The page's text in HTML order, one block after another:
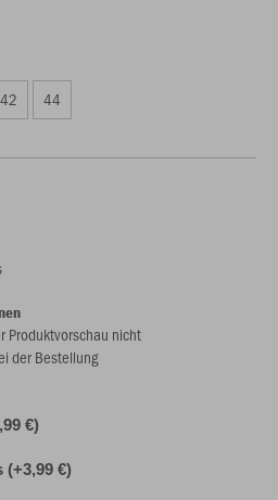
42 44
Produktvorschau nicht
der Bestellung
€)
(+3,99 €)